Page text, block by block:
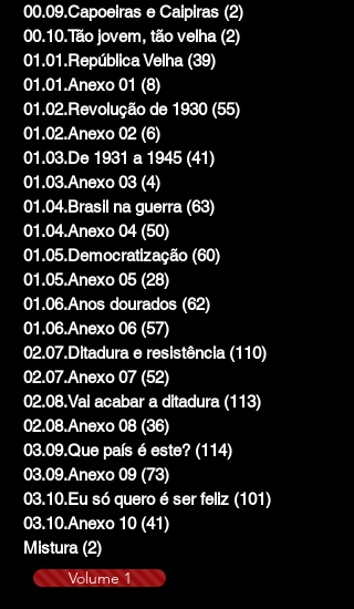
00.09.Capoeiras e Caipiras (2)
00.10.Tão jovem, tão velha (2)
01.01.República Velha (39)
01.01.Anexo 01 (8)
01.02.Revolução de 1930 (55)
01.02.Anexo 02 (6)
01.03.De 1931 a 1945 (41)
01.03.Anexo 03 (4)
01.04.Brasil na guerra (63)
01.04.Anexo 04 (50)
01.05.Democratização (60)
01.05.Anexo 05 (28)
01.06.Anos dourados (62)
01.06.Anexo 06 (57)
02.07.Ditadura e resistência (110)
02.07.Anexo 07 (52)
02.08.Vai acabar a ditadura (113)
02.08.Anexo 08 (36)
03.09.Que país é este? (114)
03.09.Anexo 09 (73)
03.10.Eu só quero é ser feliz (101)
03.10.Anexo 10 (41)
Mistura (2)
Volume 1